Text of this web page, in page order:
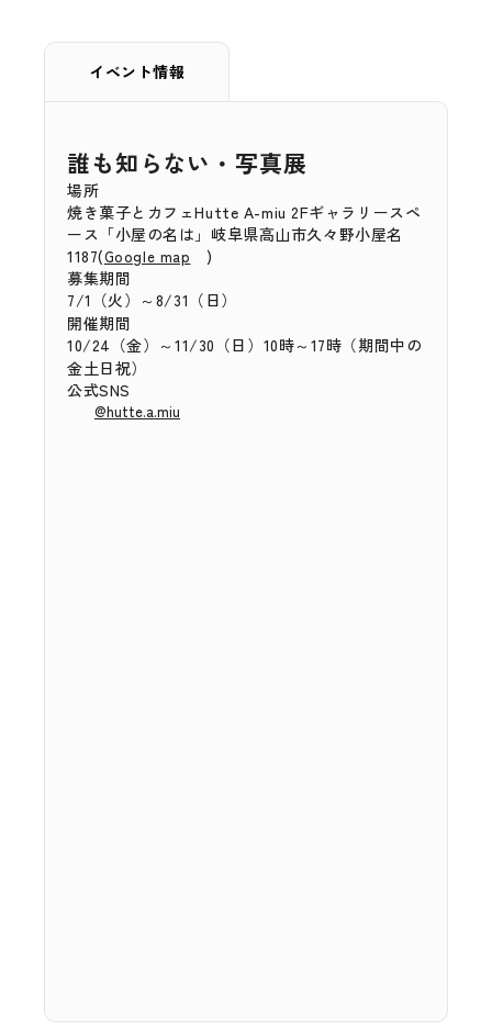
イベント情報
誰も知らない・写真展
場所
焼き菓子とカフェHutte A-miu 2Fギャラリースペ
ース「小屋の名は」 岐阜県高山市久々野小屋名
1187(Google map
)
募集期間
7/1（火）～8/31（日）
開催期間
10/24（金）～11/30（日）10時～17時（期間中の
金土日祝）
公式SNS
@hutte.a.miu